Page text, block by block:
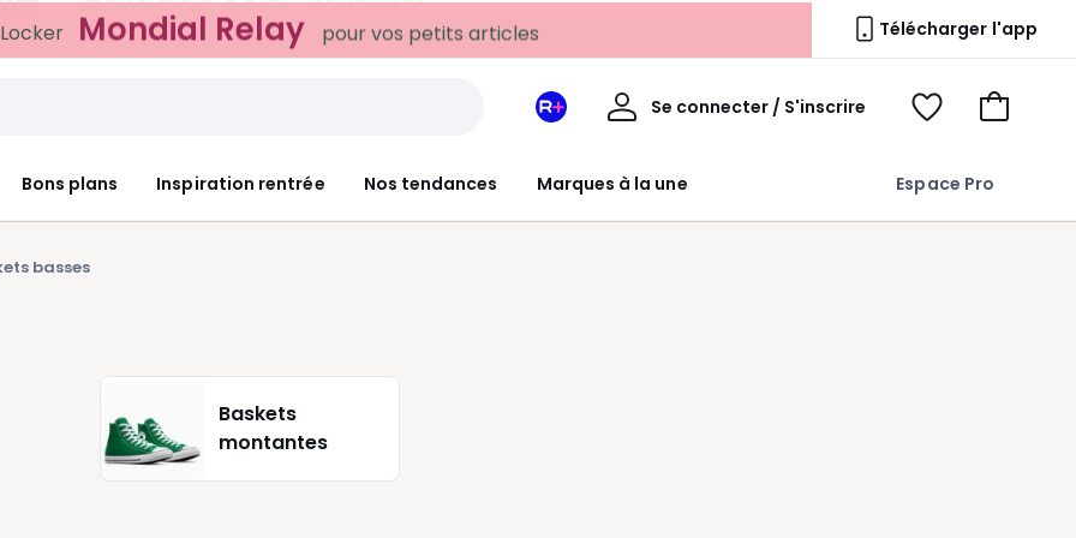
Mondial Relay pour vos petits articles Télécharger l'app
Bons plans Inspiration rentrée Nos tendances Marques à la une Espace Pro
Mon
Redoute
Se connecter / S'inscrire
Mon
Voir
Voir
basses
Baskets
montantes